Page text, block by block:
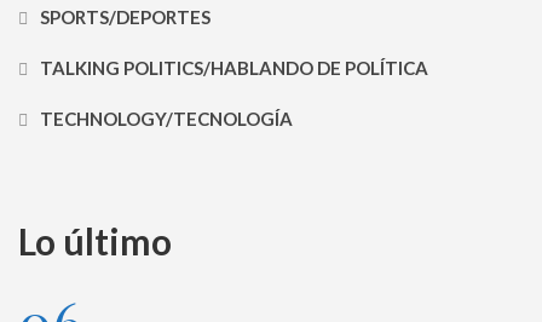
SPORTS/DEPORTES
TALKING POLITICS/HABLANDO DE POLÍTICA
TECHNOLOGY/TECNOLOGÍA
Lo último